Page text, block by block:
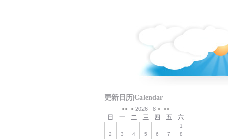
更新日历|Calendar
<< < 2026 - 8 > >>
日 一 二 三 四 五 六
1
2
3 4 5 6 7
8